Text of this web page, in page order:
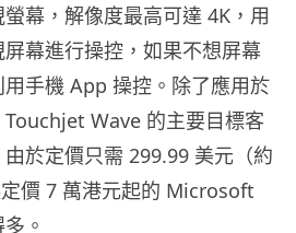
幕，解像度最高可達 4K，用
幕進行操控，如果不想屏幕
手機 App 操控。除了應用於
Wave 的主要目標客
於定價只需 299.99 美元（約
價 7 萬港元起的 Microsoft
。